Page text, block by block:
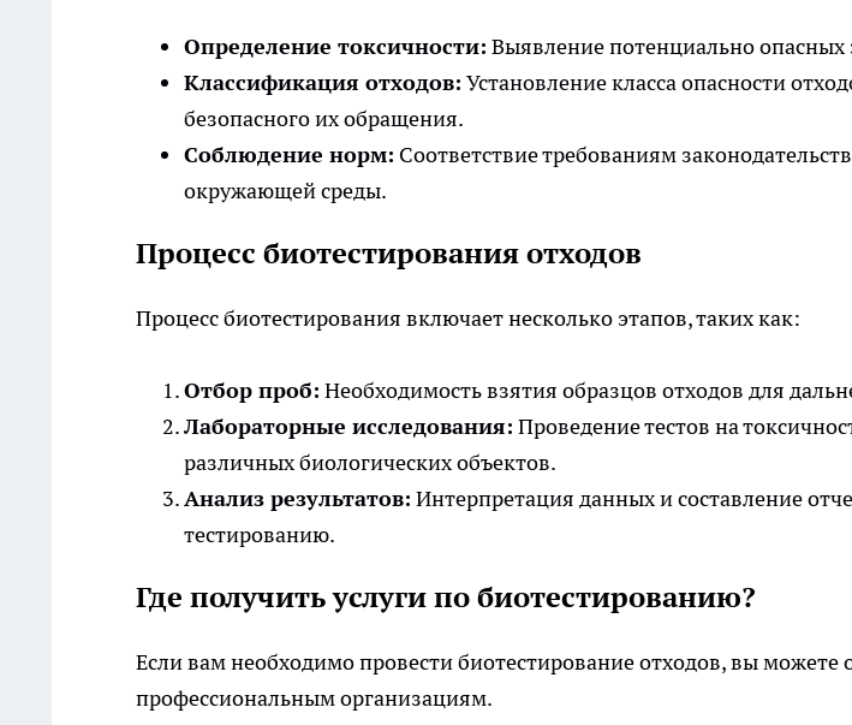
Определение токсичности: Выявление потенциально опасных
Классификация отходов: Установление класса опасности
безопасного их обращения.
Соблюдение норм: Соответствие требованиям
окружающей среды.
Процесс биотестирования отходов
Процесс биотестирования включает несколько этапов, таких как:
Отбор проб: Необходимость взятия образцов отходов для
Лабораторные исследования: Проведение тестов на
различных биологических объектов.
Анализ результатов: Интерпретация данных и составление
тестированию.
Где получить услуги по биотестированию?
Если вам необходимо провести биотестирование отходов, вы
профессиональным организациям.